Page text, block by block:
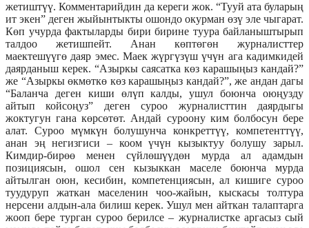
жетиштүү. Комментарийдин да кереги жок. “Тууй ата буларың
ит экен” деген жыйынтыкты ошондо окурман өзү эле чыгарат.
Көп учурда фактыларды бири бирине туура байланыштырып
талдоо жетишпейт. Анан көптөгөн журналисттер
маектешүүгө даяр эмес. Маек жүргүзүш үчүн ага кадимкидей
даярданыш керек. “Азыркы саясатка көз карашыңыз кандай?”
же “Азыркы өкмөткө көз карашыңыз кандай?”, же андан дагы
“Баланча деген киши өлүп калды, ушул боюнча оюңузду
айтып койсоңуз” деген суроо журналисттин даярдыгы
жоктугун гана көрсөтөт. Андай суроону ким болбосун бере
алат. Суроо мүмкүн болушунча конкреттүү, компетенттүү,
анан эң негизгиси – коом үчүн кызыктуу болушу зарыл.
Кимдир-бирөө менен сүйлөшүүдөн мурда ал адамдын
позициясын, ошол сен кызыккан маселе боюнча мурда
айтылган оюн, кесибин, компетенциясын, ал кишиге суроо
туудуруп жаткан маселенин чоо-жайын, кыскасы толтура
нерсени алдын-ала билиш керек. Ушул мен айткан талаптарга
жооп бере турган суроо берилсе – журналистке аргасыз сый